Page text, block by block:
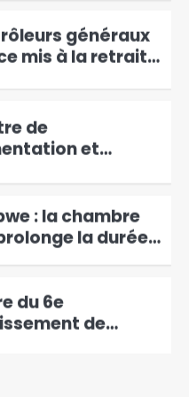
mis à la retraite
d’âge
organise
Journée
la durée
de
du 6e
de
satisfaite des
de curage des
Les évêques du